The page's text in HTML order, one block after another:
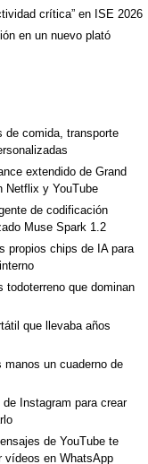
crítica” en ISE 2026
en un nuevo plató
de comida, transporte
extendido de Grand
Netflix y YouTube
de codificación
Muse Spark 1.2
propios chips de IA para
todoterreno que dominan
que llevaba años
manos un cuaderno de
Instagram para crear
de YouTube te
vídeos en WhatsApp